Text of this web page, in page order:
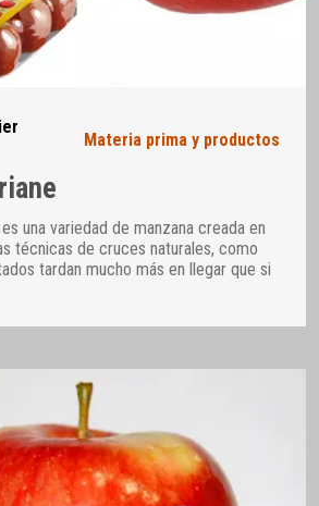
Materia prima y productos
una variedad de manzana creada en
técnicas de cruces naturales, como
tardan mucho más en llegar que si